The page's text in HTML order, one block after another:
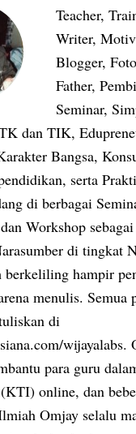
Teacher,
Writer,
Blogger,
Father,
Seminar,
dan TIK,
Bangsa,
serta
di berbagai
Workshop sebagai
di tingkat
berkeliling hampir
menulis. Semua
di
wijayalabs.
para guru
online, dan
Omjay selalu